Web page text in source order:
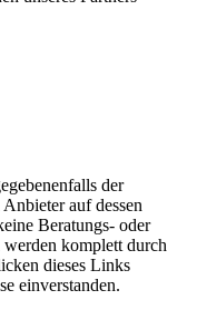
der
auf dessen
Beratungs- oder
komplett durch
dieses Links
einverstanden.